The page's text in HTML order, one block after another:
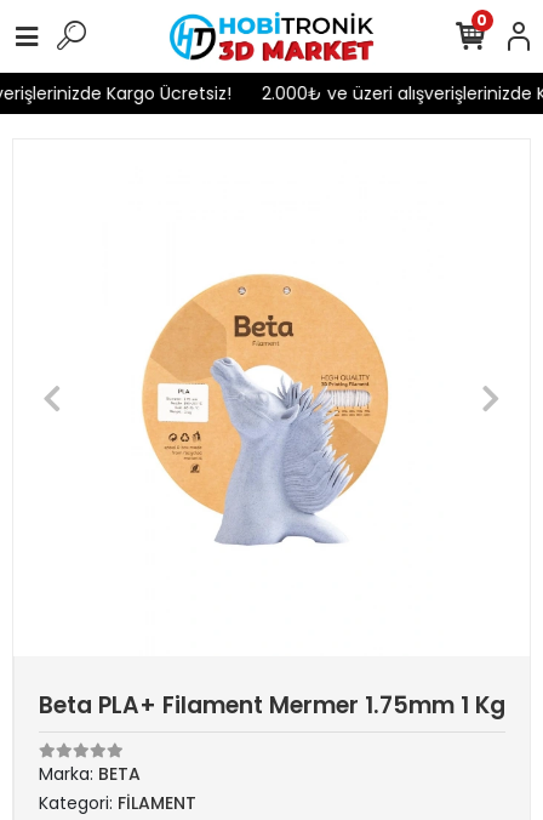
Kargo Ücretsiz! 2.000₺ ve üzeri alışverişlerinizde
0
Beta PLA+ Filament Mermer 1.75mm 1 Kg
Marka: BETA
Kategori: FİLAMENT